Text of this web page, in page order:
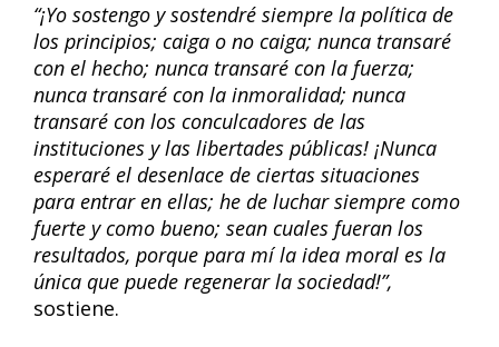
“¡Yo sostengo y sostendré siempre la política de
los principios; caiga o no caiga; nunca transaré
con el hecho; nunca transaré con la fuerza;
nunca transaré con la inmoralidad; nunca
transaré con los conculcadores de las
instituciones y las libertades públicas! ¡Nunca
esperaré el desenlace de ciertas situaciones
para entrar en ellas; he de luchar siempre como
fuerte y como bueno; sean cuales fueran los
resultados, porque para mí la idea moral es la
única que puede regenerar la sociedad!”,
sostiene.